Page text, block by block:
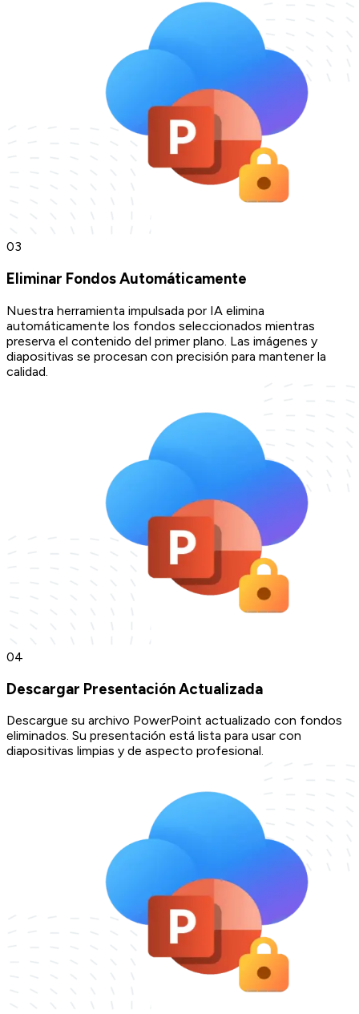
03
Eliminar Fondos Automáticamente
Nuestra herramienta impulsada por IA elimina
automáticamente los fondos seleccionados mientras
preserva el contenido del primer plano. Las imágenes y
diapositivas se procesan con precisión para mantener la
calidad.
04
Descargar Presentación Actualizada
Descargue su archivo PowerPoint actualizado con fondos
eliminados. Su presentación está lista para usar con
diapositivas limpias y de aspecto profesional.